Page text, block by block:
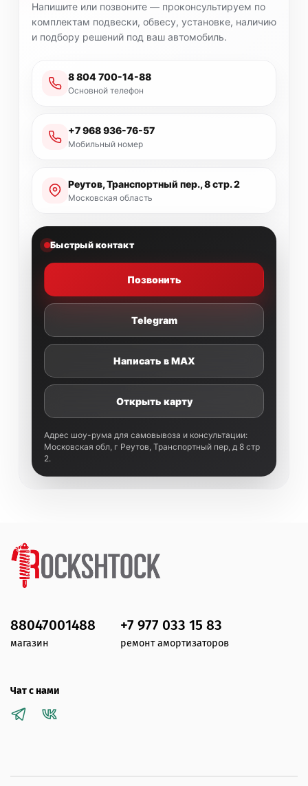
Напишите или позвоните — проконсультируем по
комплектам подвески, обвесу, установке, наличию
и подбору решений под ваш автомобиль.
8 804 700-14-88
Основной телефон
+7 968 936-76-57
Мобильный номер
Реутов, Транспортный пер., 8 стр. 2
Московская область
Быстрый контакт
Позвонить
Telegram
Написать в MAX
Открыть карту
Адрес шоу-рума для самовывоза и консультации:
Московская обл, г Реутов, Транспортный пер, д 8 стр
2.
88047001488
магазин
+7 977 033 15 83
ремонт амортизаторов
Чат с нами